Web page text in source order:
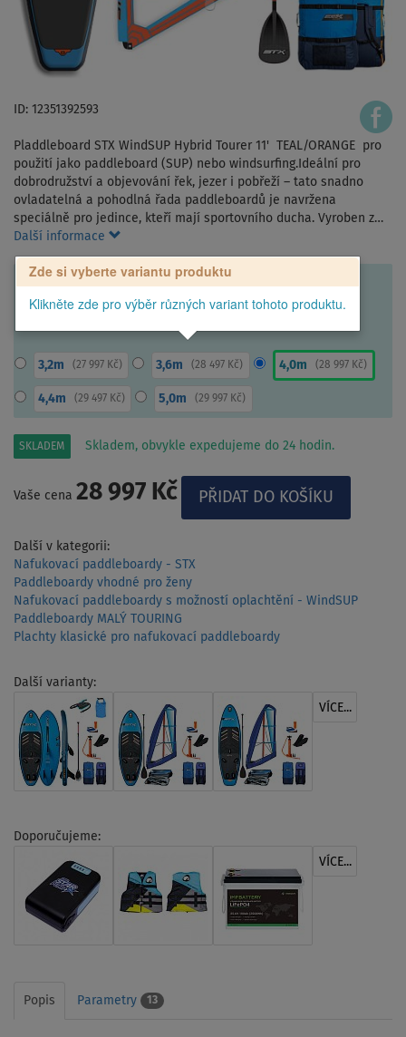
ID: 12351392593
Pladdleboard STX WindSUP Hybrid Tourer 11' TEAL/ORANGE pro
použití jako paddleboard (SUP) nebo windsurfing.Ideální pro
dobrodružství a objevování řek, jezer i pobřeží – tato snadno
ovladatelná a pohodlná řada paddleboardů je navržena
speciálně pro jedince, kteří mají sportovního ducha. Vyroben z…
Další informace
Zde si vyberte variantu produktu
Klikněte zde pro výběr různých variant tohoto produktu.
3,2m (27 997 Kč) 3,6m (28 497 Kč) 4,0m (28 997 Kč)
4,4m (29 497 Kč) 5,0m (29 997 Kč)
SKLADEM Skladem, obvykle expedujeme do 24 hodin.
Vaše cena 28 997 Kč
Další v kategorii:
Nafukovací paddleboardy - STX
Paddleboardy vhodné pro ženy
Nafukovací paddleboardy s možností oplachtění - WindSUP
Paddleboardy MALÝ TOURING
Plachty klasické pro nafukovací paddleboardy
Další varianty:
VÍCE...
Doporučujeme:
VÍCE...
Popis Parametry 13